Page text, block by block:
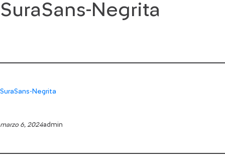
Saltar
al
SuraSans-Negrita
SuraSans-Negrita
marzo 6, 2024admin